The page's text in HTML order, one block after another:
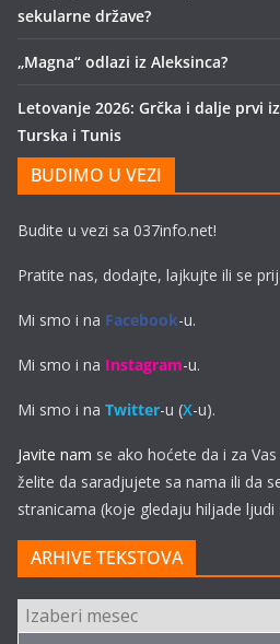
sekularne države?
„Magna“ odlazi iz Aleksinca?
Letovanje 2026: Grčka i dalje prvi
Turska i Tunis
BUDIMO U VEZI
Budite u vezi sa 037info.net!
Pratite nas, dodajte, lajkujte ili se
Mi smo i na Facebook-u.
Mi smo i na Instagram-u.
Mi smo i na Twitter-u (X-u).
Javite nam se ako hoćete da i za Vas
želite da saradjujete sa nama ili da
stranicama (koje gledaju hiljade ljudi
ARHIVE TEKSTOVA
ARHIVE
TEKSTOVA